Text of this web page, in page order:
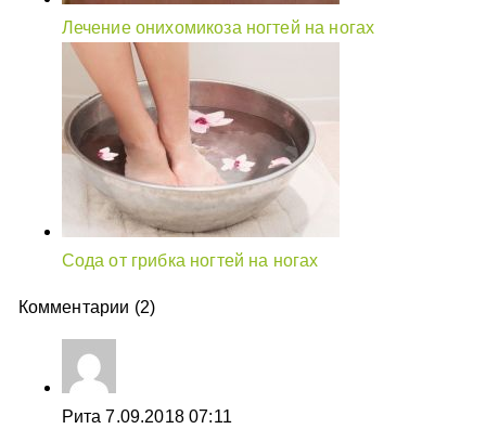
Лечение онихомикоза ногтей на ногах
Сода от грибка ногтей на ногах
Комментарии (2)
Рита 7.09.2018 07:11